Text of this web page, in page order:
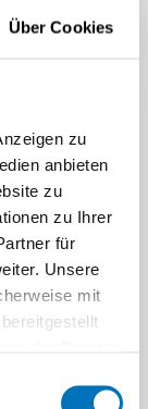
Über Cookies
zu
anbieten
zu
zu Ihrer
für
Unsere
mit
und…